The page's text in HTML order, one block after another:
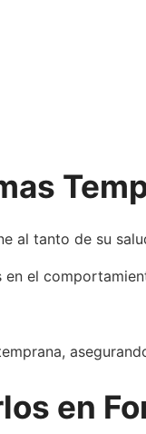
al tanto de su
el
en